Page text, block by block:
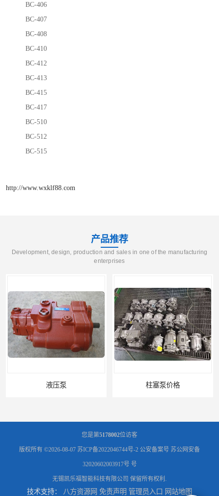
BC-406
BC-407
BC-408
BC-410
BC-412
BC-413
BC-415
BC-417
BC-510
BC-512
BC-515
http://www.wxklf88.com
产品推荐
Development, design, production and sales in one of the manufacturing
enterprises
液压泵 柱塞泵价格
您是第5178002位访客
版权所有 ©2026-08-07 苏ICP备2022046744号-2 公安备案号 苏公网安备
32020602003917号 号
无锡凯乐福智能科技有限公司 保留所有权利.
技术支持： 八方资源网 免责声明 管理员入口 网站地图